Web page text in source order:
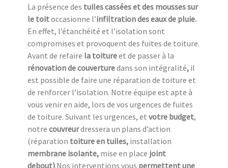
La présence des tuiles cassées et des mousses sur
le toitoccasionne l’infiltration des eaux de pluie.
En effet, l’étanchéité et l’isolation sont
compromises et provoquent des fuites de toiture.
Avant de refaire la toitureet de passer à la
rénovation de couverturedans son intégralité, il
est possible de faire une réparation de toiture et
de renforcer l’isolation. Notre équipe est apte à
vous venir en aide, lors de vos urgences de fuites
de toiture. Suivant les urgences, et votre budget,
notre couvreurdressera un plans d’action
(réparation toiture en tuiles, installation
membrane isolante, mise en place joint
debout).Nos interventions vous permettent une